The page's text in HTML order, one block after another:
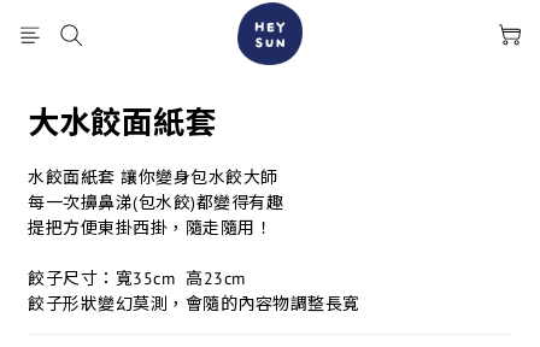
大水餃面紙套
水餃面紙套 讓你變身包水餃大師
每一次擤鼻涕(包水餃)都變得有趣
提把方便東掛西掛，隨走隨用！
餃子尺寸：寬35cm  高23cm
餃子形狀變幻莫測，會隨的內容物調整長寬